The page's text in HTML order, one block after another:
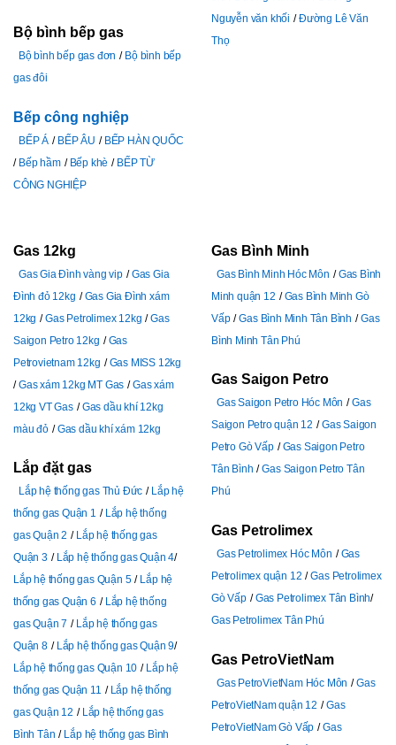
Bộ bình bếp gas
Bộ bình bếp gas đơn
Bộ bình bếp
gas đôi
Bếp công nghiệp
BẾP Á BẾP ÂU
BẾP HÀN QUỐC
Bếp hầm
Bếp khè
BẾP TỪ
CÔNG NGHIỆP
Nguyễn văn khối
Đường Lê Văn
Thọ
Gas 12kg
Gas Gia Đình vàng vip
Gas Gia
Đình đỏ 12kg
Gas Gia Đình xám
12kg
Gas Petrolimex 12kg
Gas
Saigon Petro 12kg
Gas
Petrovietnam 12kg
Gas MISS 12kg
Gas xám 12kg MT Gas
Gas xám
12kg VT Gas
Gas dầu khí 12kg
màu đỏ
Gas dầu khí xám 12kg
Lắp đặt gas
Lắp hệ thống gas Thủ Đức
Lắp hệ
thống gas Quận 1
Lắp hệ thống
gas Quận 2
Lắp hệ thống gas
Quận 3
Lắp hệ thống gas Quận 4
Lắp hệ thống gas Quận 5
Lắp hệ
thống gas Quận 6
Lắp hệ thống
gas Quận 7
Lắp hệ thống gas
Quận 8
Lắp hệ thống gas Quận 9
Lắp hệ thống gas Quận 10
Lắp hệ
thống gas Quận 11
Lắp hệ thống
gas Quận 12
Lắp hệ thống gas
Bình Tân
Lắp hệ thống gas Bình
Gas Bình Minh
Gas Bình Minh Hóc Môn
Gas Bình
Minh quận 12
Gas Bình Minh Gò
Vấp
Gas Bình Minh Tân Bình
Gas
Bình Minh Tân Phú
Gas Saigon Petro
Gas Saigon Petro Hóc Môn
Gas
Saigon Petro quận 12
Gas Saigon
Petro Gò Vấp
Gas Saigon Petro
Tân Bình
Gas Saigon Petro Tân
Phú
Gas Petrolimex
Gas Petrolimex Hóc Môn
Gas
Petrolimex quận 12
Gas Petrolimex
Gò Vấp
Gas Petrolimex Tân Bình
Gas Petrolimex Tân Phú
Gas PetroVietNam
Gas PetroVietNam Hóc Môn
Gas
PetroVietNam quận 12
Gas
PetroVietNam Gò Vấp
Gas